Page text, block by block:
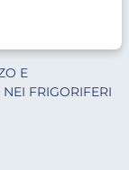
E
FRIGORIFERI